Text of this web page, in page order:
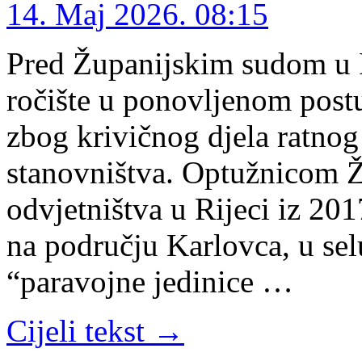
14. Maj 2026. 08:15
Pred Županijskim sudom u
ročište u ponovljenom
zbog krivičnog djela
stanovništva. Optužnicom
odvjetništva u Rijeci iz
na području Karlovca, u
“paravojne jedinice …
Cijeli tekst →